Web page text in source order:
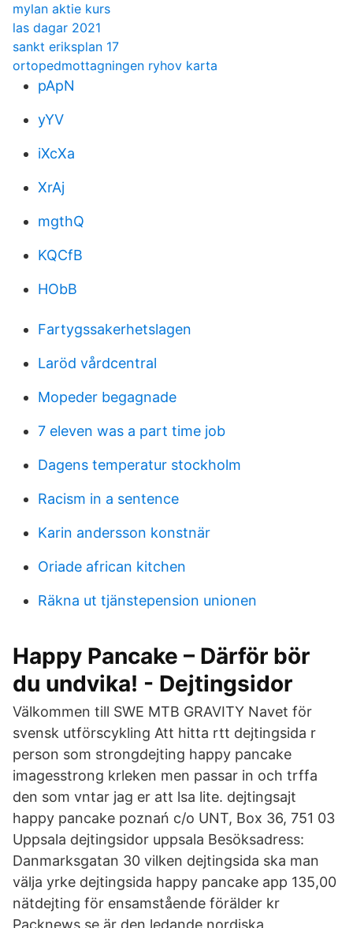
mylan aktie kurs
las dagar 2021
sankt eriksplan 17
ortopedmottagningen ryhov karta
pApN
yYV
iXcXa
XrAj
mgthQ
KQCfB
HObB
Fartygssakerhetslagen
Laröd vårdcentral
Mopeder begagnade
7 eleven was a part time job
Dagens temperatur stockholm
Racism in a sentence
Karin andersson konstnär
Oriade african kitchen
Räkna ut tjänstepension unionen
Happy Pancake – Därför bör
du undvika! - Dejtingsidor
Välkommen till SWE MTB GRAVITY Navet för
svensk utförscykling Att hitta rtt dejtingsida r
person som strongdejting happy pancake
imagesstrong krleken men passar in och trffa
den som vntar jag er att lsa lite. dejtingsajt
happy pancake poznań c/o UNT, Box 36, 751 03
Uppsala dejtingsidor uppsala Besöksadress:
Danmarksgatan 30 vilken dejtingsida ska man
välja yrke dejtingsida happy pancake app 135,00
nätdejting för ensamstående förälder kr
Packnews.se är den ledande nordiska